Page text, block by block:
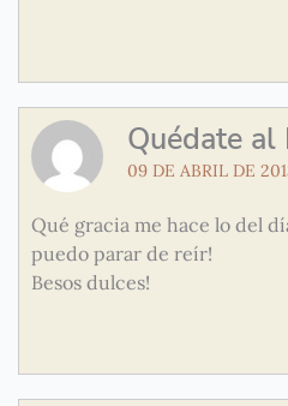
Quédate al
09 DE ABRIL DE
Qué gracia me hace lo del
puedo parar de reír!
Besos dulces!